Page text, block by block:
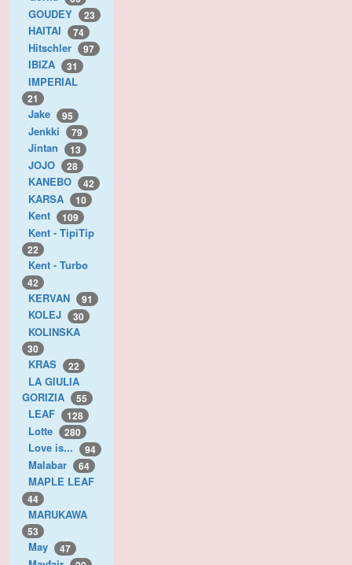
GOUDEY 23
HAITAI 74
Hitschler 97
IBIZA 31
IMPERIAL
21
Jake 95
Jenkki 79
Jintan 13
JOJO 28
KANEBO 42
KARSA 10
Kent 109
Kent - TipiTip
22
Kent - Turbo
42
KERVAN 91
KOLEJ 30
KOLINSKA
30
KRAS 22
LA GIULIA
GORIZIA
55
LEAF 128
Lotte 280
Love is... 94
Malabar 64
MAPLE LEAF
44
MARUKAWA
53
May 47